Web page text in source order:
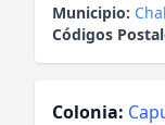
Municipio:
Códigos
Colonia: